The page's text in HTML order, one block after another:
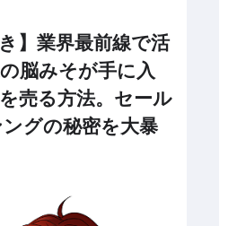
】業界最前線で活
脳みそが手に入
売る方法。セール
グの秘密を大暴